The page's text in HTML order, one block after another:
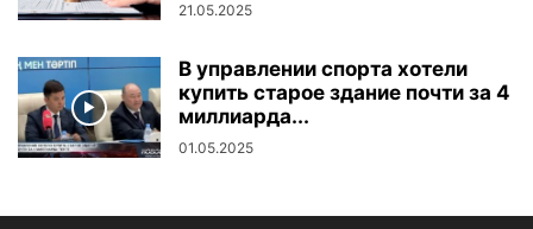
21.05.2025
В управлении спорта хотели
купить старое здание почти за 4
миллиарда...
01.05.2025